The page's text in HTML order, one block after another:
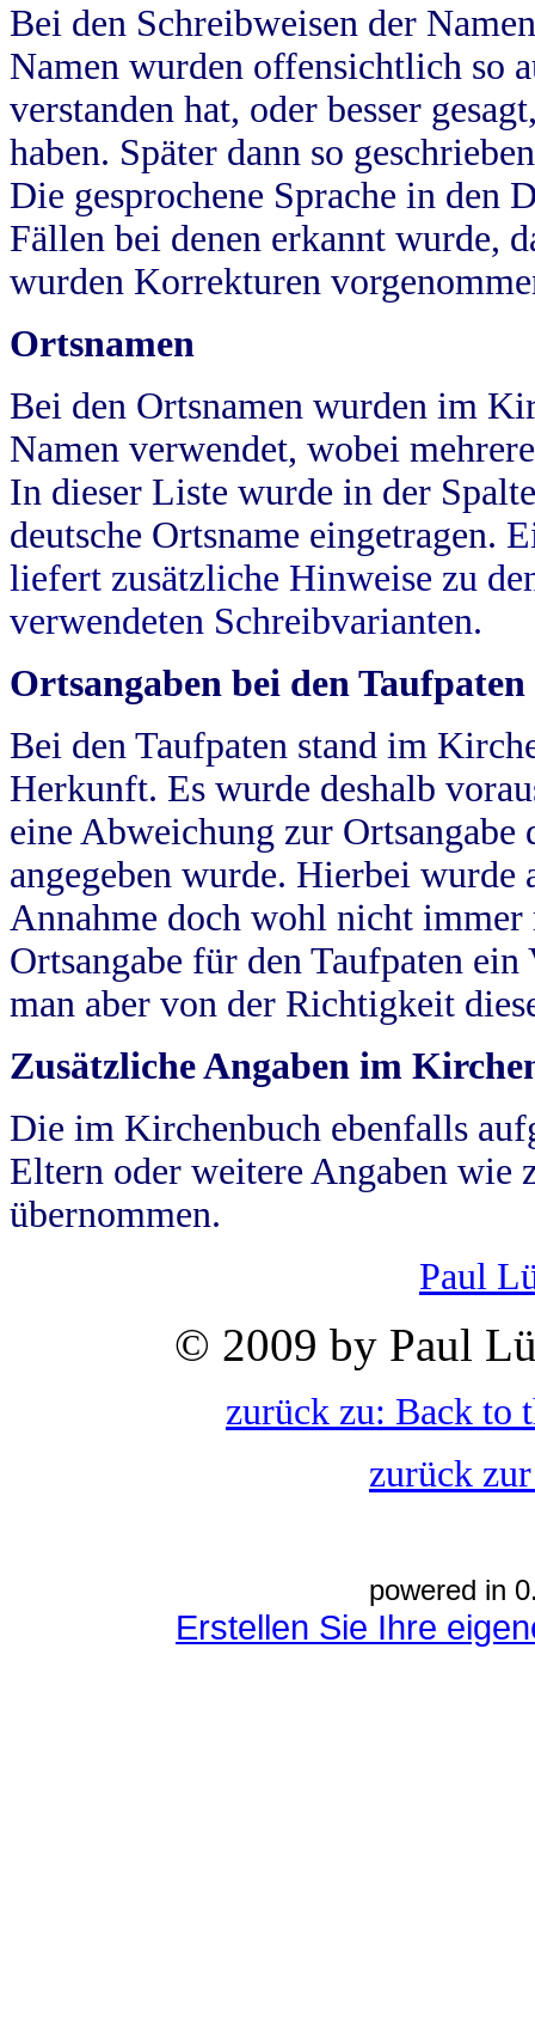
Bei den Schreibweisen der
Namen wurden offensichtlich so
verstanden hat, oder besser
haben. Später dann so
Die gesprochene Sprache in
Fällen bei denen erkannt wurde,
wurden Korrekturen
Ortsnamen
Bei den Ortsnamen wurden im
Namen verwendet, wobei
In dieser Liste wurde in der
deutsche Ortsname eingetragen.
liefert zusätzliche Hinweise zu
verwendeten Schreibvarianten.
Ortsangaben bei den Taufpaten
Bei den Taufpaten stand im
Herkunft. Es wurde deshalb
eine Abweichung zur
angegeben wurde. Hierbei wurde
Annahme doch wohl nicht
Ortsangabe für den Taufpaten
man aber von der Richtigkeit
Zusätzliche Angaben im
Die im Kirchenbuch ebenfalls
Eltern oder weitere Angaben wie
übernommen.
Paul
© 2009 by Paul
zurück zu: Back to
zurück
powered in
Erstellen Sie Ihre